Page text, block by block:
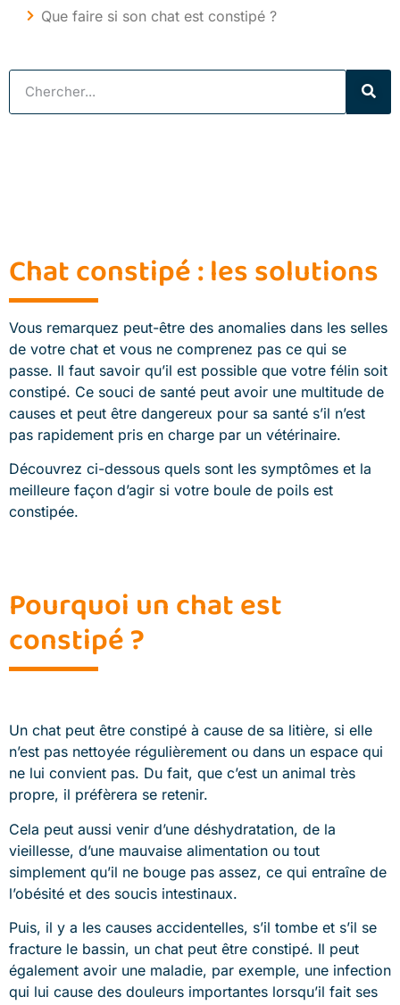
Que faire si son chat est constipé ?
Chat constipé : les solutions
Vous remarquez peut-être des anomalies dans les selles
de votre chat et vous ne comprenez pas ce qui se
passe. Il faut savoir qu’il est possible que votre félin soit
constipé. Ce souci de santé peut avoir une multitude de
causes et peut être dangereux pour sa santé s’il n’est
pas rapidement pris en charge par un vétérinaire.
Découvrez ci-dessous quels sont les symptômes et la
meilleure façon d’agir si votre boule de poils est
constipée.
Pourquoi un chat est
constipé ?
Un chat peut être constipé à cause de sa litière, si elle
n’est pas nettoyée régulièrement ou dans un espace qui
ne lui convient pas. Du fait, que c’est un animal très
propre, il préfèrera se retenir.
Cela peut aussi venir d’une déshydratation, de la
vieillesse, d’une mauvaise alimentation ou tout
simplement qu’il ne bouge pas assez, ce qui entraîne de
l’obésité et des soucis intestinaux.
Puis, il y a les causes accidentelles, s’il tombe et s’il se
fracture le bassin, un chat peut être constipé. Il peut
également avoir une maladie, par exemple, une infection
qui lui cause des douleurs importantes lorsqu’il fait ses